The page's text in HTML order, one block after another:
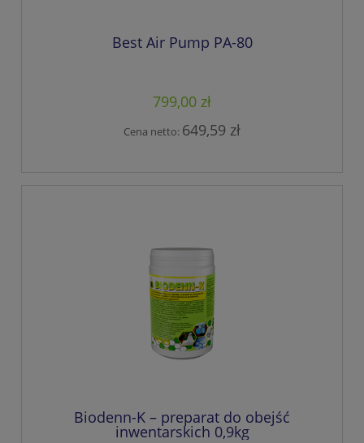
Best Air Pump PA-80
799,00 zł
Cena netto: 649,59 zł
Biodenn-K – preparat do obejść
inwentarskich 0,9kg